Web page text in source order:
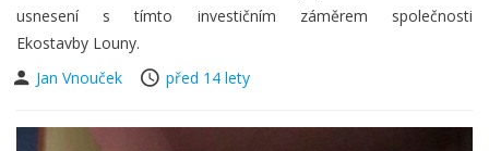
usnesení s tímto investičním záměrem společnosti
Ekostavby Louny.
Jan Vnouček
před 14 lety